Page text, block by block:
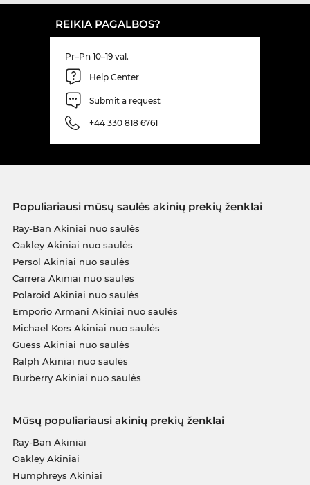
REIKIA PAGALBOS?
Pr–Pn 10–19 val.
Help Center
Submit a request
+44 330 818 6761
Populiariausi mūsų saulės akinių prekių ženklai
Ray-Ban Akiniai nuo saulės
Oakley Akiniai nuo saulės
Persol Akiniai nuo saulės
Carrera Akiniai nuo saulės
Polaroid Akiniai nuo saulės
Emporio Armani Akiniai nuo saulės
Michael Kors Akiniai nuo saulės
Guess Akiniai nuo saulės
Ralph Akiniai nuo saulės
Burberry Akiniai nuo saulės
Mūsų populiariausi akinių prekių ženklai
Ray-Ban Akiniai
Oakley Akiniai
Humphreys Akiniai